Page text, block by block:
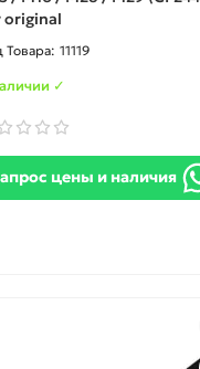
original
11119
✓
цены и наличия